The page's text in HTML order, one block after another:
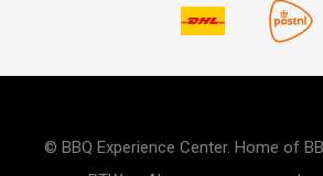
© BBQ Experience Center. Home of